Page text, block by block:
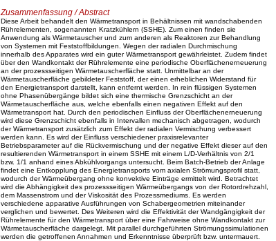
Zusammenfassung / Abstract
Diese Arbeit behandelt den Wärmetransport in Behältnissen mit wandschabenden
Rührelementen, sogenannten Kratzkühlern (SSHE). Zum einen finden sie
Anwendung als Wärmetauscher und zum anderen als Reaktoren zur Behandlung
von Systemen mit Feststoffbildungen. Wegen der radialen Durchmischung
innerhalb des Apparates wird ein guter Wärmetransport gewährleistet. Zudem findet
über den Wandkontakt der Rührelemente eine periodische Oberflächenerneuerung
an der prozessseitigen Wärmetauscherfläche statt. Unmittelbar an der
Wärmetauscherfläche gebildeter Feststoff, der einen erheblichen Widerstand für
den Energietransport darstellt, kann entfernt werden. In rein flüssigen Systemen
ohne Phasenübergänge bildet sich eine thermische Grenzschicht an der
Wärmetauscherfläche aus, welche ebenfalls einen negativen Effekt auf den
Wärmetransport hat. Durch den periodischen Einfluss der Oberflächenerneuerung
wird diese Grenzschicht ebenfalls in Intervallen mechanisch abgetragen, wodurch
der Wärmetransport zusätzlich zum Effekt der radialen Vermischung verbessert
werden kann. Es wird der Einfluss verschiedener praxisrelevanter
Betriebsparameter auf die Rückvermischung und der negative Effekt dieser auf den
resultierenden Wärmetransport in einem SSHE mit einem L/D-Verhältnis von 2/1
bzw. 1/1 anhand eines Abkühlvorgangs untersucht. Beim Batch-Betrieb der Anlage
findet eine Entkopplung des Energietransports vom axialen Strömungsprofil statt,
wodurch der Wärmeübergang ohne konvektive Einträge ermittelt wird. Betrachtet
wird die Abhängigkeit des prozessseitigen Wärmeübergangs von der Rotordrehzahl,
dem Massenstrom und der Viskosität des Prozessmediums. Es werden
verschiedene apparative Ausführungen von Schabergeometrien miteinander
verglichen und bewertet. Des Weiteren wird die Effektivität der Wandgängigkeit der
Rührelemente für den Wärmetransport über eine Fahrweise ohne Wandkontakt zur
Wärmetauscherfläche dargelegt. Mit parallel durchgeführten Strömungssimulationen
werden die getroffenen Annahmen und Erkenntnisse überprüft bzw. untermauert.